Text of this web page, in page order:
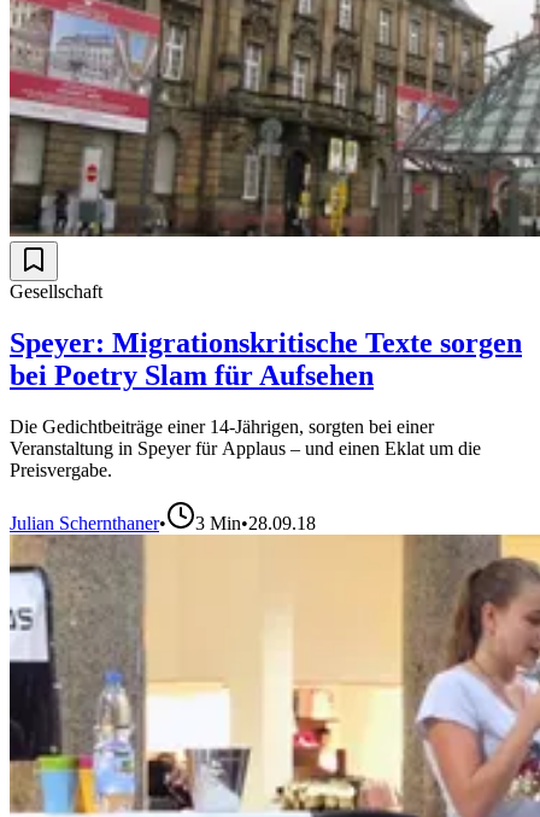
Gesellschaft
Speyer: Migrationskritische Texte sorgen
bei Poetry Slam für Aufsehen
Die Gedichtbeiträge einer 14-Jährigen, sorgten bei einer
Veranstaltung in Speyer für Applaus – und einen Eklat um die
Preisvergabe.
Julian Schernthaner• 3 Min•28.09.18